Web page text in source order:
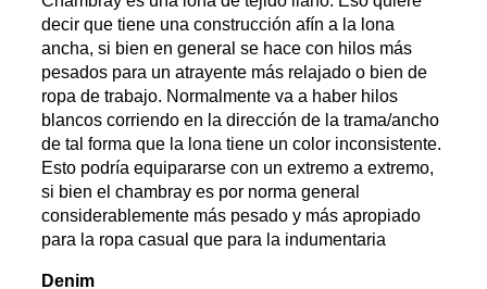
decir que tiene una construcción afín a la lona
ancha, si bien en general se hace con hilos más
pesados para un atrayente más relajado o bien de
ropa de trabajo. Normalmente va a haber hilos
blancos corriendo en la dirección de la trama/ancho
de tal forma que la lona tiene un color inconsistente.
Esto podría equipararse con un extremo a extremo,
si bien el chambray es por norma general
considerablemente más pesado y más apropiado
para la ropa casual que para la indumentaria
Denim